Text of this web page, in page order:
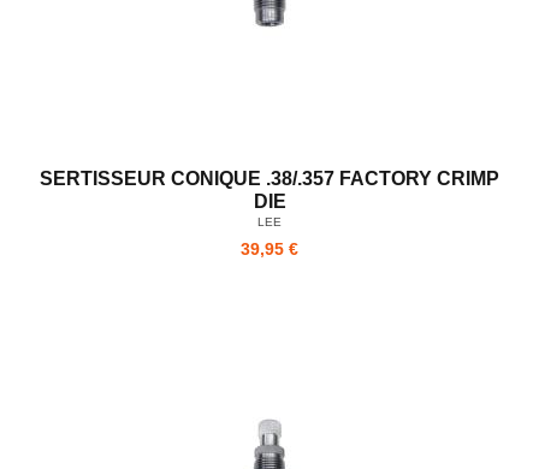
SERTISSEUR CONIQUE .38/.357 FACTORY CRIMP
DIE
LEE
39,95 €